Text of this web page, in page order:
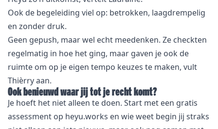
Ook de begeleiding viel op: betrokken, laagdrempelig
en zonder druk.
Geen gepush, maar wel echt meedenken. Ze checkten
regelmatig in hoe het ging, maar gaven je ook de
ruimte om op je eigen tempo keuzes te maken, vult
Thièrry aan.
Ook benieuwd waar jij tot je recht komt?
Je hoeft het niet alleen te doen. Start met een gratis
assessment op heyu.works en wie weet begin jij straks